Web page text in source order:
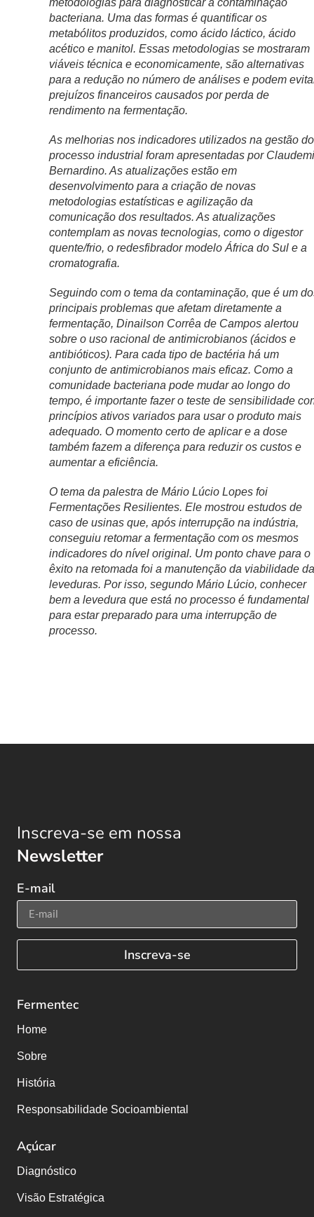
bacteriana. Uma das formas é quantificar os
metabólitos produzidos, como ácido láctico, ácido
acético e manitol. Essas metodologias se mostraram
viáveis técnica e economicamente, são alternativas
para a redução no número de análises e podem
prejuízos financeiros causados por perda de
rendimento na fermentação.
As melhorias nos indicadores utilizados na gestão do
processo industrial foram apresentadas por
Bernardino. As atualizações estão em
desenvolvimento para a criação de novas
metodologias estatísticas e agilização da
comunicação dos resultados. As atualizações
contemplam as novas tecnologias, como o digestor
quente/frio, o redesfibrador modelo África do Sul e a
cromatografia.
Seguindo com o tema da contaminação, que é um
principais problemas que afetam diretamente a
fermentação, Dinailson Corrêa de Campos alertou
sobre o uso racional de antimicrobianos (ácidos e
antibióticos). Para cada tipo de bactéria há um
conjunto de antimicrobianos mais eficaz. Como a
comunidade bacteriana pode mudar ao longo do
tempo, é importante fazer o teste de sensibilidade
princípios ativos variados para usar o produto mais
adequado. O momento certo de aplicar e a dose
também fazem a diferença para reduzir os custos e
aumentar a eficiência.
O tema da palestra de Mário Lúcio Lopes foi
Fermentações Resilientes. Ele mostrou estudos de
caso de usinas que, após interrupção na indústria,
conseguiu retomar a fermentação com os mesmos
indicadores do nível original. Um ponto chave para o
êxito na retomada foi a manutenção da viabilidade
leveduras. Por isso, segundo Mário Lúcio, conhecer
bem a levedura que está no processo é fundamental
para estar preparado para uma interrupção de
processo.
Inscreva-se em nossa
Newsletter
E-mail
Inscreva-se
Fermentec
Home
Sobre
História
Responsabilidade Socioambiental
Açúcar
Diagnóstico
Visão Estratégica